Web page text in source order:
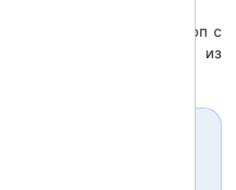
это fit-gap воркшоп с
разработки из
иерархичной